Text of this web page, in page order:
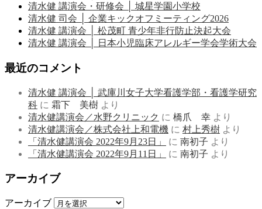
清水健 講演会・研修会 │ 城星学園小学校
清水健 司会 │ 企業キックオフミーティング2026
清水健 講演会 │ 松茂町 青少年非行防止決起大会
清水健 講演会 │ 日本小児臨床アレルギー学会学術大会
最近のコメント
清水健 講演会 │ 武庫川女子大学看護学部・看護学研究
科 に 霜下 美樹 より
清水健講演会／水野クリニック に 橋爪 幸 より
清水健講演会／株式会社上和電機 に 村上秀樹 より
「清水健講演会 2022年9月23日」
に 南初子 より
「清水健講演会 2022年9月11日」
に 南初子 より
アーカイブ
アーカイブ